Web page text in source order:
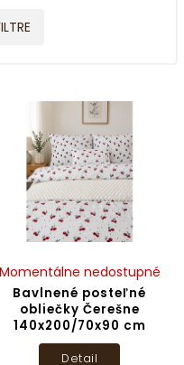
Bavlnené posteľné
obliečky Čerešne
140x200/70x90 cm
Momentálne nedostupné
Detail